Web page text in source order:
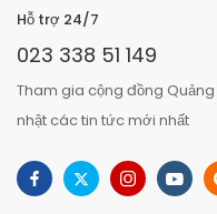
Hỗ trợ 24/7
023 338 51 149
Tham gia cộng đồng Quảng
nhật các tin tức mới nhất